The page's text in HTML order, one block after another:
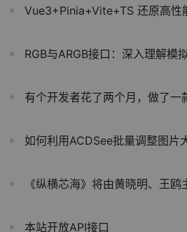
Vue3+Pinia+Vite+TS 还原高性
RGB与ARGB接口：深入理解模
有个开发者花了两个月，做了一
如何利用ACDSee批量调整图片
《纵横芯海》将由黄晓明、王鸥主
本站开放API接口